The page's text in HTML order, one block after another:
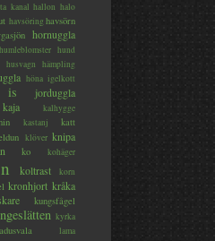
kanal hallon halo
havsöring havsörn
hornuggla
humleblomster hund
husvagn
hämpling
höna igelkott
is jorduggla
kaja kalhygge
kastanj katt
klöver knipa
ko kohäger
koltrast korn
kronhjort kråka
kungsfågel
kyrka
lama